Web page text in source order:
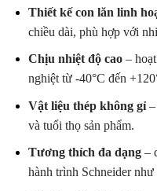
Thiết kế con lăn linh
chiều dài, phù hợp với
Chịu nhiệt độ cao–
nghiệt từ -40°C đến
Vật liệu thép không gỉ–
và tuổi thọ sản phẩm.
Tương thích đa dạng–
hành trình Schneider